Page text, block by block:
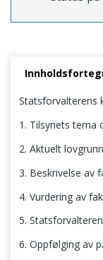
Statsforvalterens
1. Tilsynets tema
2. Aktuelt
3. Beskrivelse av
4. Vurdering av
5.
6. Oppfølging av